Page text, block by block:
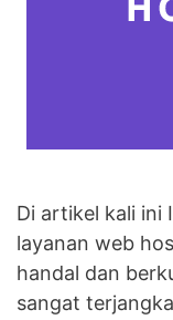
Di artikel kali ini
layanan web
handal dan
sangat